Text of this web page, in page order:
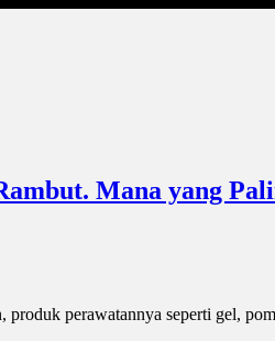
Mana yang
produk perawatannya seperti gel,